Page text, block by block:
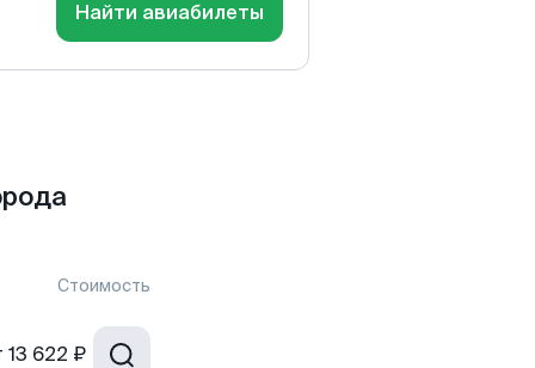
Найти авиабилеты
Стоимость
13 622 ₽